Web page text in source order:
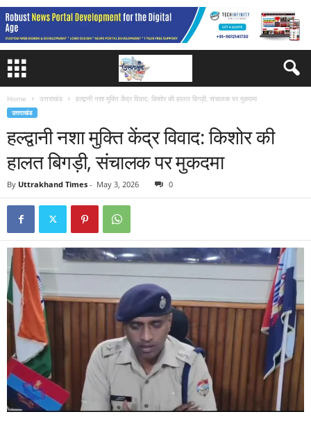
Home उत्तराखंड हल्द्वानी नशा मुक्ति केंद्र विवाद: किशोर की हालत बिगड़ी, संचालक पर मुकदमा
उत्तराखंड
हल्द्वानी नशा मुक्ति केंद्र विवाद: किशोर की
हालत बिगड़ी, संचालक पर मुकदमा
By Uttrakhand Times - May 3, 2026 0